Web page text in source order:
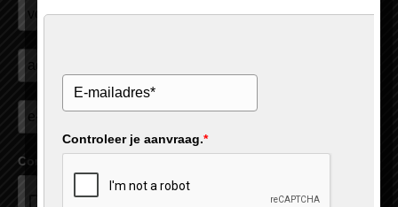
Controleer je aanvraag.
Controleer je aanvraag.*